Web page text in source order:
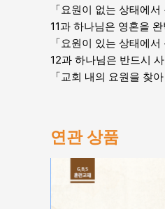
「요원이 없는 상태에서
11과 하나님은 영혼을
「요원이 있는 상태에서
12과 하나님은 반드시
「교회 내의 요원을 찾
연관 상품